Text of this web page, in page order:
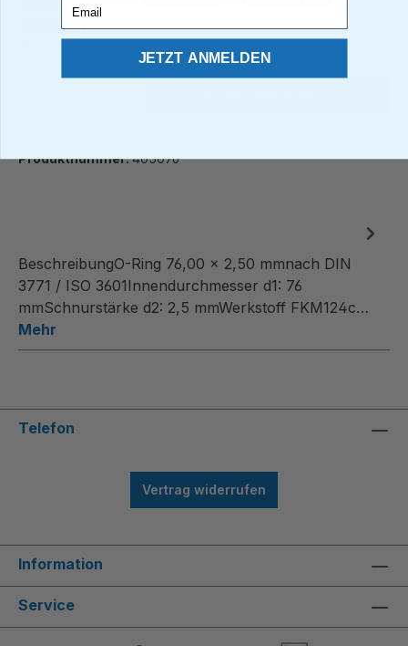
Abholung
Sofort verfügbar, Lieferzeit: 2 - 4 Tage¹
Produktnummer:405076
BeschreibungO-Ring 76,00 x 2,50 mmnach DIN
3771 / ISO 3601Innendurchmesser d1: 76
mmSchnurstärke d2: 2,5 mmWerkstoff FKM124c…
Mehr
Telefon
Vertrag widerrufen
Information
Service
JETZT ANMELDEN